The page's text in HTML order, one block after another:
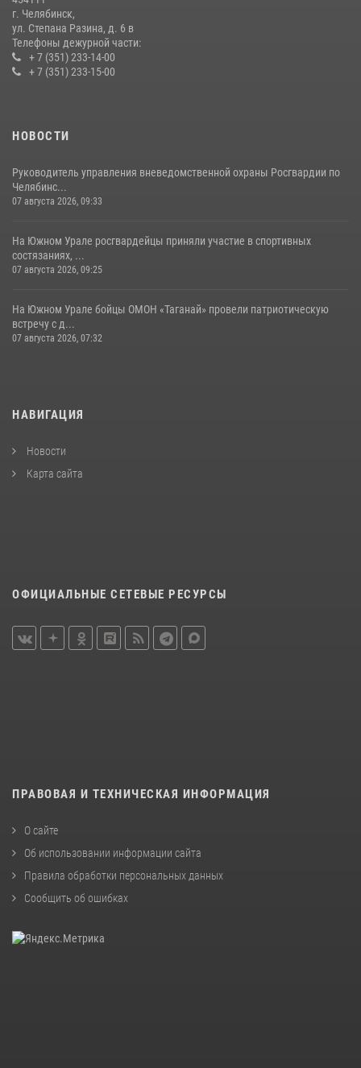
14 июля 2026, 05:15
г. Челябинск,
ул. Степана Разина, д. 6 в
Телефоны дежурной части:
+ 7 (351) 233-14-00
+ 7 (351) 233-15-00
НОВОСТИ
Руководитель управления вневедомственной охраны Росгвардии по
Челябинс...
07 августа 2026, 09:33
На Южном Урале росгвардейцы приняли участие в спортивных
состязаниях, ...
07 августа 2026, 09:25
На Южном Урале бойцы ОМОН «Таганай» провели патриотическую
встречу с д...
07 августа 2026, 07:32
НАВИГАЦИЯ
Новости
Карта сайта
ОФИЦИАЛЬНЫЕ СЕТЕВЫЕ РЕСУРСЫ
ПРАВОВАЯ И ТЕХНИЧЕСКАЯ ИНФОРМАЦИЯ
О сайте
Об использовании информации сайта
Правила обработки персональных данных
Сообщить об ошибках